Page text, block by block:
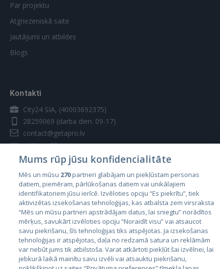
Par projektu
Atgriezeniskā saite
Jautājumi un atbildes
Blogs
Kontakti
City24 SIA, (40003692375)
28259069 (darba dien. 09-17)
contact@getapro.lv
Valstis
Igaunija
Latvija
Lietuva
Mums rūp jūsu konfidencialitāte
Mēs un mūsu 270partneri glabājam un piekļūstam personas
datiem, piemēram, pārlūkošanas datiem vai unikālajiem
identifikatoriem jūsu ierīcē. Izvēloties opciju “Es piekrītu”, tiek
aktivizētas izsekošanas tehnoloģijas, kas atbalsta zem virsraksta
“Mēs un mūsu partneri apstrādājam datus, lai sniegtu” norādītos
mērķus, savukārt izvēloties opciju “Noraidīt visu” vai atsaucot
savu piekrišanu, šīs tehnoloģijas tiks atspējotas. Ja izsekošanas
tehnoloģijas ir atspējotas, daļa no redzamā satura un reklāmām
var nebūt jums tik atbilstoša. Varat atkārtoti piekļūt šai izvēlnei, lai
jebkurā laikā mainītu savu izvēli vai atsauktu piekrišanu,